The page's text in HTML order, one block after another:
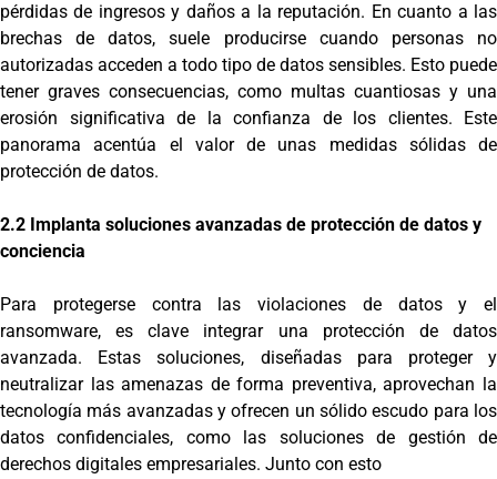
pérdidas de ingresos y daños a la reputación. En cuanto a las
brechas de datos, suele producirse cuando personas no
autorizadas acceden a todo tipo de datos sensibles. Esto puede
tener graves consecuencias, como multas cuantiosas y una
erosión significativa de la confianza de los clientes. Este
panorama acentúa el valor de unas medidas sólidas de
protección de datos.
2.2 Implanta soluciones avanzadas de protección de datos y
conciencia
Para protegerse contra las violaciones de datos y el
ransomware, es clave integrar una protección de datos
avanzada. Estas soluciones, diseñadas para proteger y
neutralizar las amenazas de forma preventiva, aprovechan la
tecnología más avanzadas y ofrecen un sólido escudo para los
datos confidenciales, como las soluciones de gestión de
derechos digitales empresariales. Junto con esto